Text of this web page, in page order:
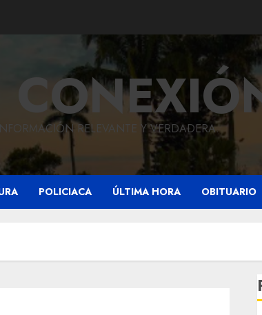
RELEVANTE Y VERDADERA.
POLICIACA ÚLTIMA HORA OBITUARIO